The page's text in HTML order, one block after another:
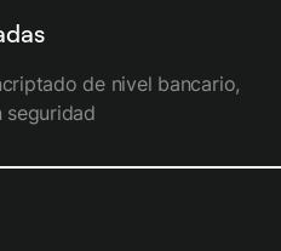
de nivel bancario,
seguridad